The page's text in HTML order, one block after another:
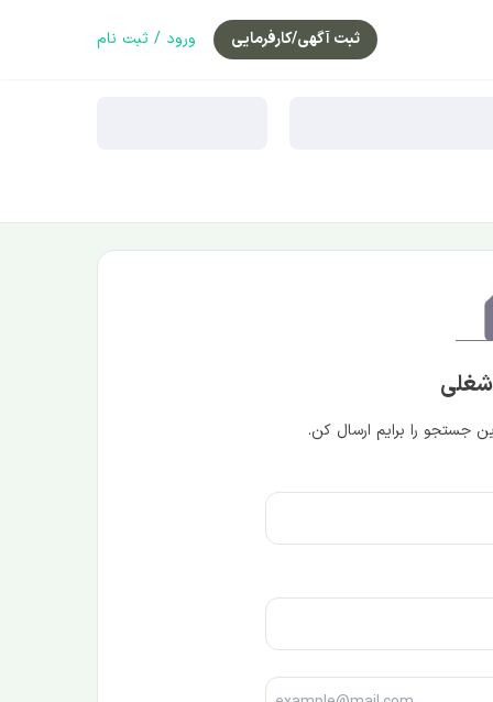
ثبت آگهی/کارفرمایی ورود / ثبت نام
شغلی
جستجو را برایم ارسال کن.